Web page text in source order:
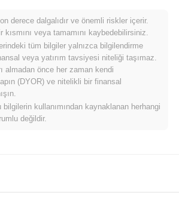
Yüksek Değeri (ATH):
Düşük Değeri (ATL): ₺ 0.00
şu anda ATH'sinin~0.00% altında işlem
daha geniş kripto piyasasıyla
nasıl performans gösteriyor?
Finance
derece dalgalıdır ve önemli riskler içerir.
kısmını veya tamamını kaybedebilirsiniz.
tüm bilgiler yalnızca bilgilendirme
veya yatırım tavsiyesi niteliği taşımaz.
almadan önce her zaman kendi
(DYOR) ve nitelikli bir finansal
kullanımından kaynaklanan herhangi
değildir.